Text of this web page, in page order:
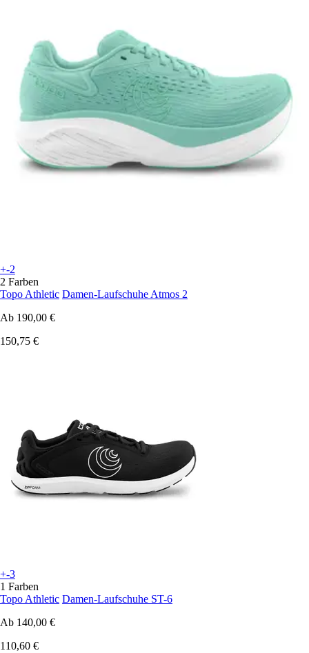
+-2
2 Farben
Topo Athletic Damen-Laufschuhe Atmos 2
Ab 190,00 €
150,75 €
+-3
1 Farben
Topo Athletic Damen-Laufschuhe ST-6
Ab 140,00 €
110,60 €